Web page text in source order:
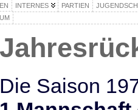
INTERNES PARTIEN
Die Saison